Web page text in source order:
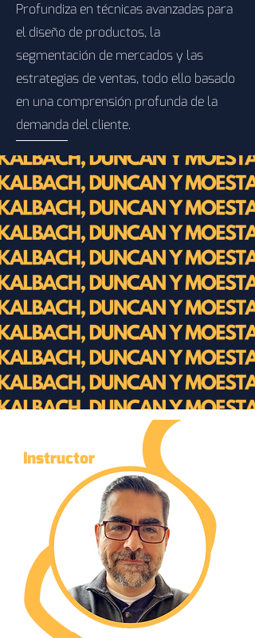
Profundiza en técnicas avanzadas para
el diseño de productos, la
segmentación de mercados y las
estrategias de ventas, todo ello basado
en una comprensión profunda de la
demanda del cliente.
Instructor